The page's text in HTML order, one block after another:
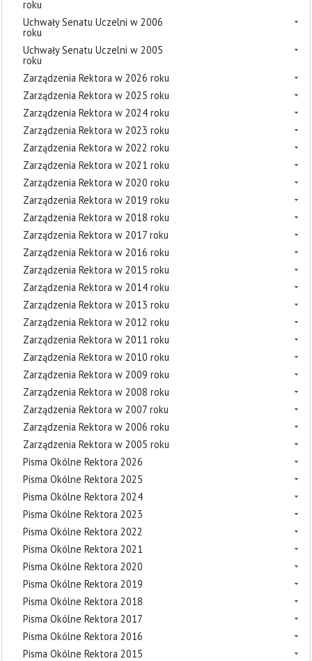
roku
Uchwały Senatu Uczelni w 2006
roku
Uchwały Senatu Uczelni w 2005
roku
Zarządzenia Rektora w 2026 roku
Zarządzenia Rektora w 2025 roku
Zarządzenia Rektora w 2024 roku
Zarządzenia Rektora w 2023 roku
Zarządzenia Rektora w 2022 roku
Zarządzenia Rektora w 2021 roku
Zarządzenia Rektora w 2020 roku
Zarządzenia Rektora w 2019 roku
Zarządzenia Rektora w 2018 roku
Zarządzenia Rektora w 2017 roku
Zarządzenia Rektora w 2016 roku
Zarządzenia Rektora w 2015 roku
Zarządzenia Rektora w 2014 roku
Zarządzenia Rektora w 2013 roku
Zarządzenia Rektora w 2012 roku
Zarządzenia Rektora w 2011 roku
Zarządzenia Rektora w 2010 roku
Zarządzenia Rektora w 2009 roku
Zarządzenia Rektora w 2008 roku
Zarządzenia Rektora w 2007 roku
Zarządzenia Rektora w 2006 roku
Zarządzenia Rektora w 2005 roku
Pisma Okólne Rektora 2026
Pisma Okólne Rektora 2025
Pisma Okólne Rektora 2024
Pisma Okólne Rektora 2023
Pisma Okólne Rektora 2022
Pisma Okólne Rektora 2021
Pisma Okólne Rektora 2020
Pisma Okólne Rektora 2019
Pisma Okólne Rektora 2018
Pisma Okólne Rektora 2017
Pisma Okólne Rektora 2016
Pisma Okólne Rektora 2015